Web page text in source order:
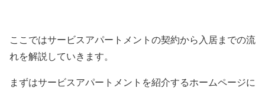
ここではサービスアパートメントの契約から入居までの流
れを解説していきます。
まずはサービスアパートメントを紹介するホームページに